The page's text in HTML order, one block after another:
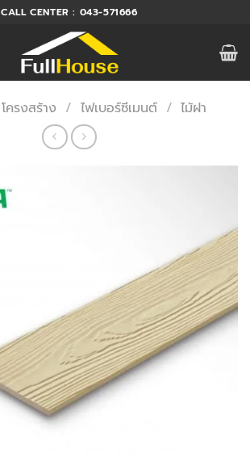
CALL CENTER : 043-571666
โครงสร้าง / ไฟเบอร์ซีเมนต์ / ไม้ฝา